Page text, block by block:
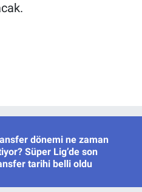
dönemi ne zaman
Süper Lig’de son
tarihi belli oldu